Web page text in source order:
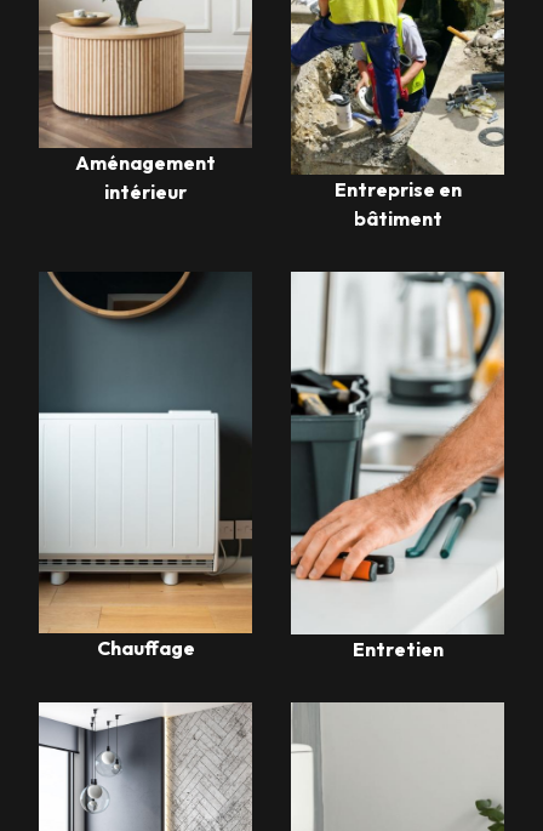
Aménagement
intérieur
Entreprise en
bâtiment
Chauffage Entretien